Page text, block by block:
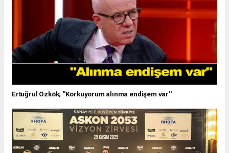
Ertuğrul Özkök; ''Korkuyorum alınma endişem var''